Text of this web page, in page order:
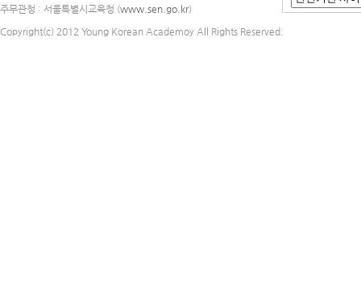
주무관청 : 서울특별시교육청 (www.sen.go.kr)
Copyright(c) 2012 Young Korean Academoy All Rights Reserved.